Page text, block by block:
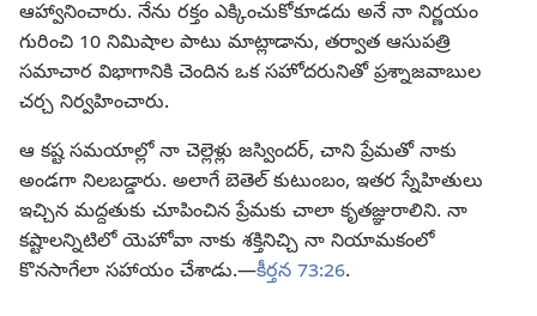
ఆహ్వానించారు. నేను రక్తం ఎక్కించుకోకూడదు అనే నా నిర్ణయం
గురించి 10 నిమిషాల పాటు మాట్లాడాను, తర్వాత ఆసుపత్రి
సమాచార విభాగానికి చెందిన ఒక సహోదరునితో ప్రశ్నాజవాబుల
చర్చ నిర్వహించారు.
ఆ కష్ట సమయాల్లో నా చెల్లెళ్లు జస్విందర్‌, చాని ప్రేమతో నాకు
అండగా నిలబడ్డారు. అలాగే బెతెల్‌ కుటుంబం, ఇతర స్నేహితులు
ఇచ్చిన మద్దతుకు చూపించిన ప్రేమకు చాలా కృతజ్ఞురాలిని. నా
కష్టాలన్నిటిలో యెహోవా నాకు శక్తినిచ్చి నా నియామకంలో
కొనసాగేలా సహాయం చేశాడు.—కీర్తన 73:26.